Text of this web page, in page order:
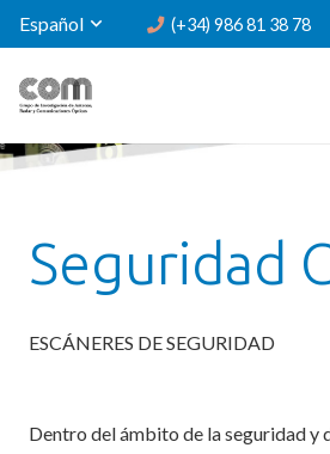
Español (+34) 986 81 38 78
Seguridad
ESCÁNERES DE SEGURIDAD
Dentro del ámbito de la seguridad y